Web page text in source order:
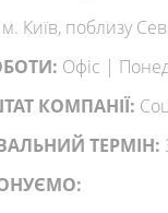
м. Київ, поблизу
Офіс |
КОМПАНІЇ:
ТЕРМІН: